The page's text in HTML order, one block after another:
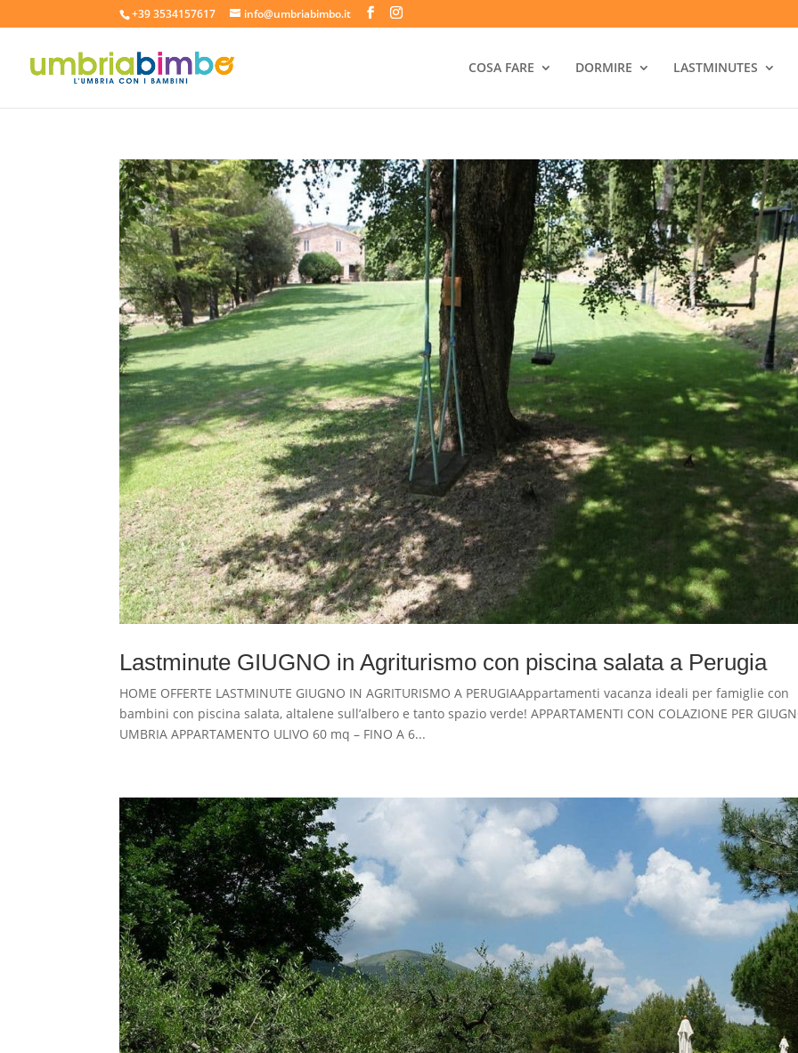
+39 3534157617 info@umbriabimbo.it
COSA FARE DORMIRE LASTMINUTES
Lastminute GIUGNO in Agriturismo con piscina salata a Perugia
HOME OFFERTE LASTMINUTE GIUGNO IN AGRITURISMO A PERUGIAAppartamenti vacanza ideali per famiglie con
bambini con piscina salata, altalene sull’albero e tanto spazio verde! APPARTAMENTI CON COLAZIONE PER
UMBRIA APPARTAMENTO ULIVO 60 mq – FINO A 6...